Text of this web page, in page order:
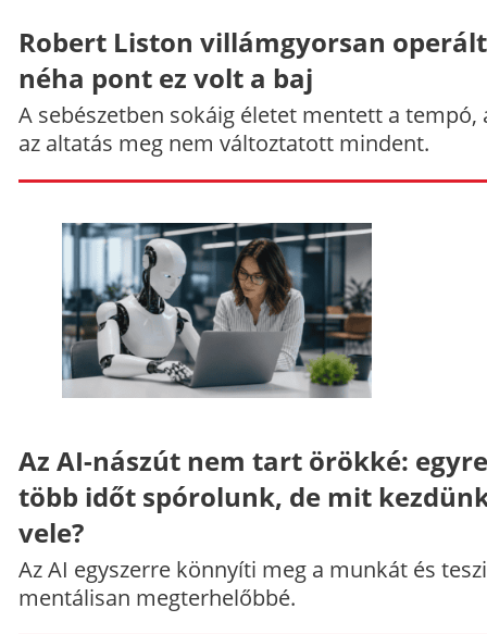
Robert Liston villámgyorsan
néha pont ez volt a baj
A sebészetben sokáig életet mentett a tempó,
az altatás meg nem változtatott mindent.
Az AI-nászút nem tart örökké: egyre
több időt spórolunk, de mit
vele?
Az AI egyszerre könnyíti meg a munkát és
mentálisan megterhelőbbé.